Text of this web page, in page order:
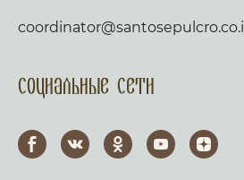
coordinator@santosepulcro.co.il
Социальные сети